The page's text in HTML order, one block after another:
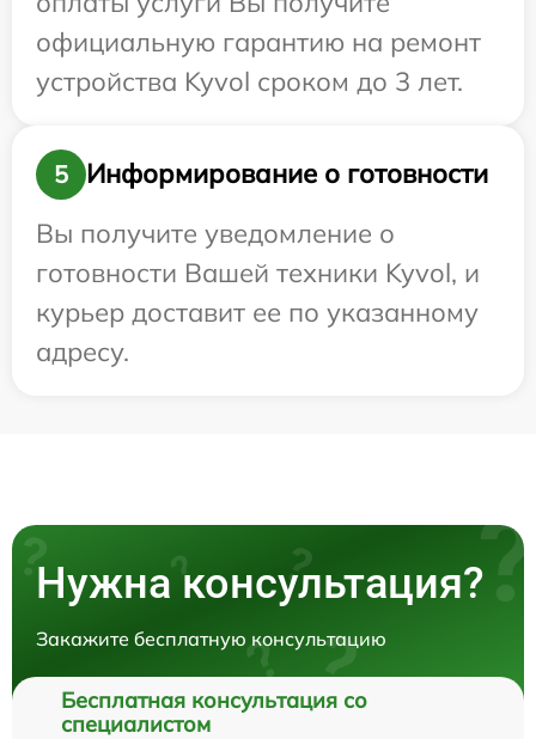
официальную гарантию на ремонт
устройства Kyvol сроком до 3 лет.
5
Информирование о готовности
Вы получите уведомление о
готовности Вашей техники Kyvol, и
курьер доставит ее по указанному
адресу.
Нужна консультация?
Закажите бесплатную консультацию
Бесплатная консультация со
специалистом